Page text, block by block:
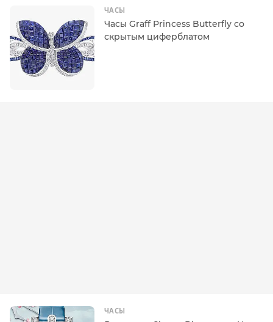
ЧАСЫ
Часы Graff Princess Butterfly со
скрытым циферблатом
ЧАСЫ